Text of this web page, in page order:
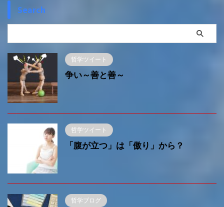
Search
哲学ツイート
争い～善と善～
哲学ツイート
「腹が立つ」は「傲り」から？
哲学ブログ